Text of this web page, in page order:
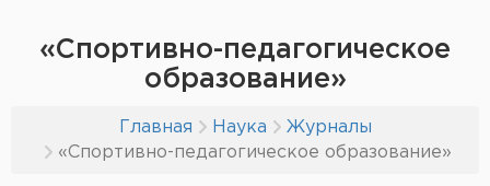
«Спортивно-педагогическое
образование»
Главная Наука
Журналы
«Спортивно-педагогическое образование»